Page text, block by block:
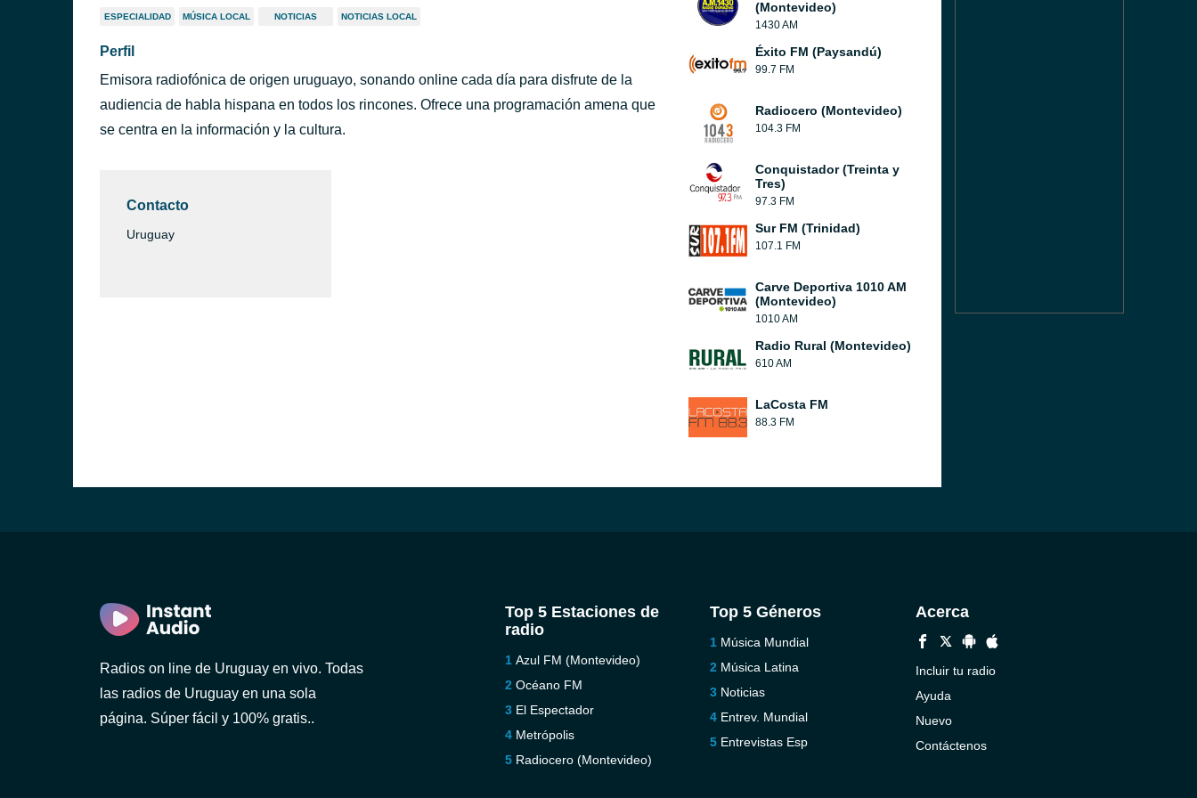
ESPECIALIDAD MÚSICA LOCAL NOTICIAS NOTICIAS LOCAL
Perfil
Emisora radiofónica de origen uruguayo, sonando online cada día para disfrute de la
audiencia de habla hispana en todos los rincones. Ofrece una programación amena que
se centra en la información y la cultura.
Contacto
Uruguay
(Montevideo)
1430 AM
Éxito FM (Paysandú)
99.7 FM
Radiocero (Montevideo)
104.3 FM
Conquistador (Treinta y
Tres)
97.3 FM
Sur FM (Trinidad)
107.1 FM
Carve Deportiva 1010 AM
(Montevideo)
1010 AM
Radio Rural (Montevideo)
610 AM
LaCosta FM
88.3 FM
Radios on line de Uruguay en vivo. Todas
las radios de Uruguay en una sola
página. Súper fácil y 100% gratis..
Top 5 Estaciones de
radio
Azul FM (Montevideo)
Océano FM
El Espectador
Metrópolis
Radiocero (Montevideo)
Top 5 Géneros
Música Mundial
Música Latina
Noticias
Entrev. Mundial
Entrevistas Esp
Acerca
Incluir tu radio
Ayuda
Nuevo
Contáctenos